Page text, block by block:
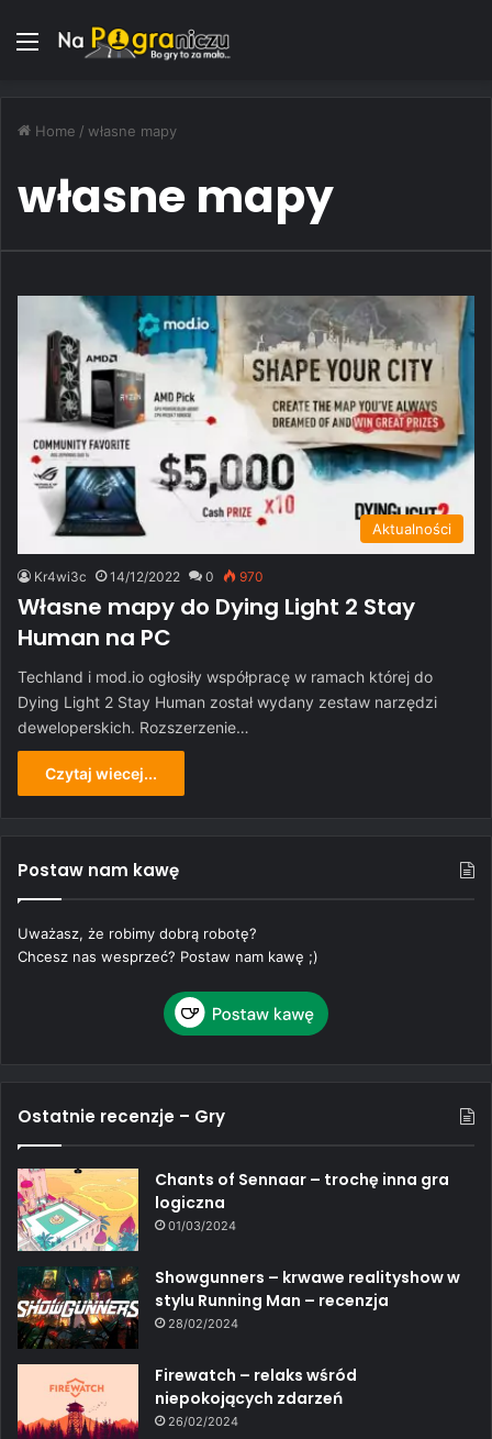
Menu
Home / własne mapy
własne mapy
Aktualności
Kr4wi3c 14/12/2022 0 970
Własne mapy do Dying Light 2 Stay
Human na PC
Techland i mod.io ogłosiły współpracę w ramach której do
Dying Light 2 Stay Human został wydany zestaw narzędzi
deweloperskich. Rozszerzenie…
Czytaj wiecej...
Postaw nam kawę
Uważasz, że robimy dobrą robotę?
Chcesz nas wesprzeć? Postaw nam kawę ;)
Ostatnie recenzje – Gry
Chants of Sennaar – trochę inna gra
logiczna
01/03/2024
Showgunners – krwawe realityshow w
stylu Running Man – recenzja
28/02/2024
Firewatch – relaks wśród
niepokojących zdarzeń
26/02/2024